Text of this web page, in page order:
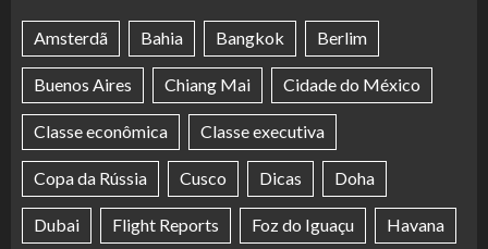
Amsterdã Bahia Bangkok Berlim
Buenos Aires Chiang Mai Cidade do México
Classe econômica Classe executiva
Copa da Rússia Cusco Dicas Doha
Dubai Flight Reports Foz do Iguaçu Havana